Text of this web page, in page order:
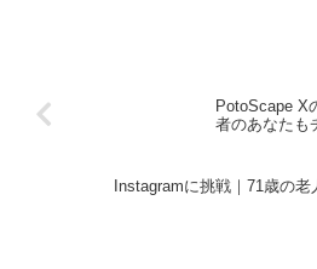
PotoScape X
者のあなたも
Instagramに挑戦｜71歳の老